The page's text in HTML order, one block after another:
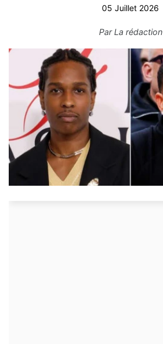
05 Juillet 2026
ParLa rédaction